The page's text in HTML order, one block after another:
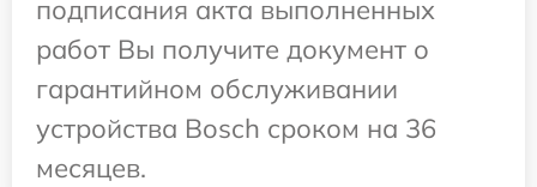
подписания акта выполненных
работ Вы получите документ о
гарантийном обслуживании
устройства Bosch сроком на 36
месяцев.